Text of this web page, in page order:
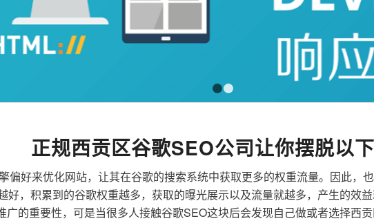
正规西贡区谷歌SEO公司让你摆脱以
偏好来优化网站，让其在谷歌的搜索系统中获取更多的权重流量。因此，
好，积累到的谷歌权重越多，获取的曝光展示以及流量就越多，产生的效
的重要性，可是当很多人接触谷歌SEO这块后会发现自己做或者选择西